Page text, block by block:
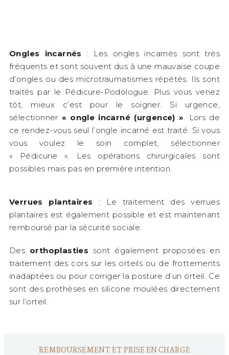
Ongles incarnés : Les ongles incarnés sont très
fréquents et sont souvent dus à une mauvaise coupe
d’ongles ou des microtraumatismes répétés. Ils sont
traités par le Pédicure-Podologue. Plus vous venez
tôt, mieux c’est pour le soigner. Si urgence,
sélectionner « ongle incarné (urgence) ». Lors de
ce rendez-vous seul l’ongle incarné est traité. Si vous
vous voulez le soin complet, sélectionner
« Pédicurie ». Les opérations chirurgicales sont
possibles mais pas en première intention.
Verrues plantaires : Le traitement des verrues
plantaires est également possible et est maintenant
remboursé par la sécurité sociale.
Des orthoplasties sont également proposées en
traitement des cors sur les orteils ou de frottements
inadaptées ou pour corriger la posture d’un orteil. Ce
sont des prothèses en silicone moulées directement
sur l’orteil.
REMBOURSEMENT ET PRISE EN CHARGE